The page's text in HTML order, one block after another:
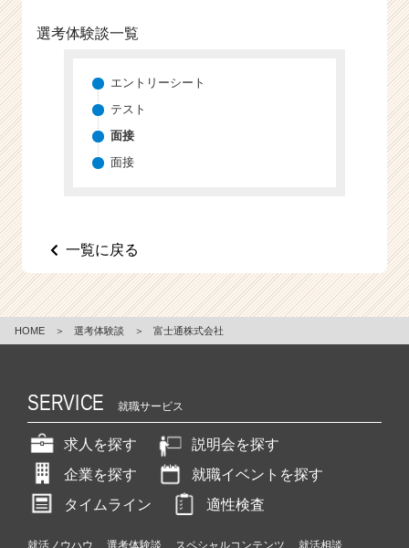
チ
r
r
選考体験談一覧
エントリーシート
テスト
面接
面接
一覧に戻る
HOME ＞ 選考体験談 ＞ 富士通株式会社
SERVICE 就職サービス
求人を探す
説明会を探す
企業を探す
就職イベントを探す
タイムライン
適性検査